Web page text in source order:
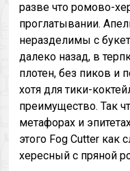
разве что ромово-
проглатывании.
неразделимы с
далеко назад, в
плотен, без пиков и
хотя для тики-
преимущество. Так
метафорах и
этого Fog Cutter как
хересный с пряной